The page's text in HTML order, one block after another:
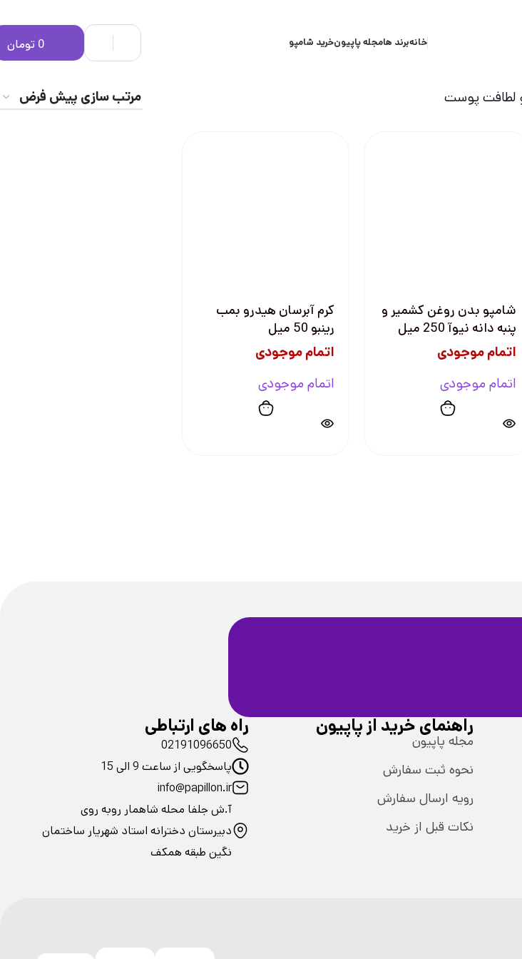
خانهبرند هامجله پاپیونخرید شامپو 0 تومان
لطافت پوست
شامپو بدن روغن كشمير و
پنبه دانه نيوآ 250 ميل
اتمام موجودی
اتمام موجودی
کرم آبرسان هیدرو بمب
رینبو 50 میل
اتمام موجودی
اتمام موجودی
راهنمای خرید از پاپیون
مجله پاپیون
نحوه ثبت سفارش
رویه ارسال سفارش
نکات قبل از خرید
راه های ارتباطی
02191096650
پاسخگویی از ساعت 9 الی 15
info@papillon.ir
آ.ش جلفا محله شاهمار روبه روی
دبیرستان دخترانه استاد شهریار ساختمان
نگین طبقه همکف